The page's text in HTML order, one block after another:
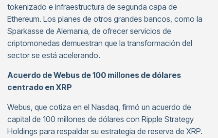
tokenizado e infraestructura de segunda capa de
Ethereum. Los planes de otros grandes bancos, como la
Sparkasse de Alemania, de ofrecer servicios de
criptomonedas demuestran que la transformación del
sector se está acelerando.
Acuerdo de Webus de 100 millones de dólares
centrado en XRP
Webus, que cotiza en el Nasdaq, firmó un acuerdo de
capital de 100 millones de dólares con Ripple Strategy
Holdings para respaldar su estrategia de reserva de XRP.